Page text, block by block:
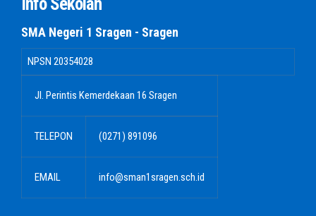
SMA Negeri 1 Sragen - Sragen
NPSN 20354028
Jl. Perintis Kemerdekaan 16 Sragen
TELEPON (0271) 891096
EMAIL info@sman1sragen.sch.id